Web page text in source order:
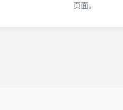
页面。